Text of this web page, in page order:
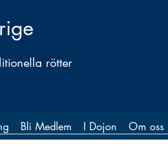
rötter
Bli Medlem I Dojon Om oss